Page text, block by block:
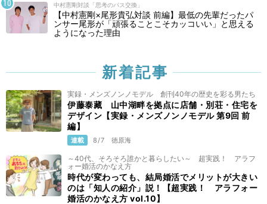
中村憲剛対談「思考のパス交換」
【中村憲剛×尾形貴弘対談 前編】最低の先輩だったパ
ンサー尾形が「頑張ることこそカッコいい」と思える
ようになった理由
新着記事
実録・メンズノンノモデル 創刊40年の歴史を彩る男たち
伊藤泰藏 山中湖畔を拠点に店舗・別荘・住宅を
デザイン【実録・メンズノンノモデル 第9回 前
編】
連載 8/7 徳原海
～40代、そろそろ誰かと暮らしたい～ 超実践！ アラフ
ォー婚活のかなえ方
時代が変わっても、結局婚活でメリットが大きい
のは「知人の紹介」説！【超実践！ アラフォー
婚活のかなえ方 vol.10】